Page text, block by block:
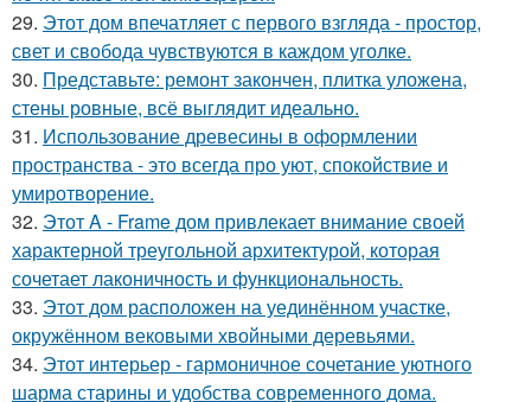
29. Этот дом впечатляет с первого взгляда - простор,
свет и свобода чувствуются в каждом уголке.
30. Представьте: ремонт закончен, плитка уложена,
стены ровные, всё выглядит идеально.
31. Использование древесины в оформлении
пространства - это всегда про уют, спокойствие и
умиротворение.
32. Этот A - Frame дом привлекает внимание своей
характерной треугольной архитектурой, которая
сочетает лаконичность и функциональность.
33. Этот дом расположен на уединённом участке,
окружённом вековыми хвойными деревьями.
34. Этот интерьер - гармоничное сочетание уютного
шарма старины и удобства современного дома.